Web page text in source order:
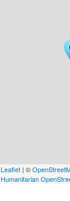
Leaflet| ©
Humanitarian